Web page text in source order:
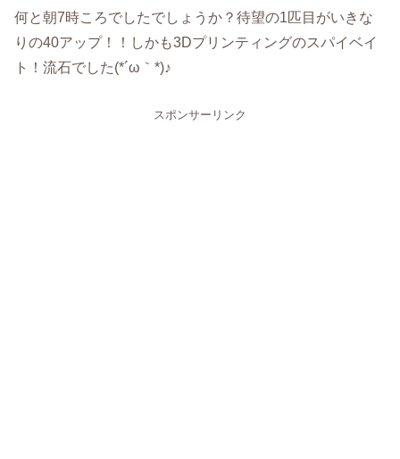
何と朝7時ころでしたでしょうか？待望の1匹目がいきな
りの40アップ！！しかも3Dプリンティングのスパイベイ
ト！流石でした(*´ω｀*)♪
スポンサーリンク